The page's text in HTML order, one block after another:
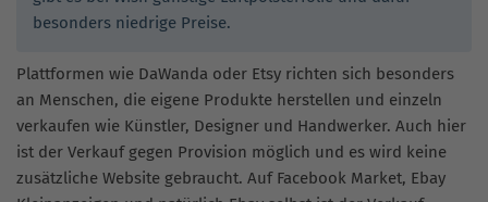
besonders niedrige Preise.
Plattformen wie DaWanda oder Etsy richten sich besonders
an Menschen, die eigene Produkte herstellen und einzeln
verkaufen wie Künstler, Designer und Handwerker. Auch hier
ist der Verkauf gegen Provision möglich und es wird keine
zusätzliche Website gebraucht. Auf Facebook Market, Ebay